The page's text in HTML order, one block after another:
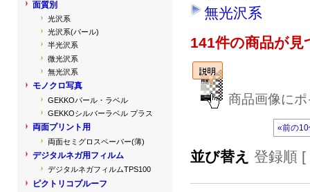
無光沢系
141件の商品が
商品画像に
«前の10
並び替え 登録順 [
面質別
光沢系
光沢系(パール)
半光沢系
微光沢系
無光沢系
モノクロ写真
GEKKOパール・ラベル
GEKKOシルバーラベル プラス
両面プリント用
両面セミグロスペーパー(薄)
デジタルネガ用フィルム
デジタルネガフィルムTPS100
ピクトリコプルーフ